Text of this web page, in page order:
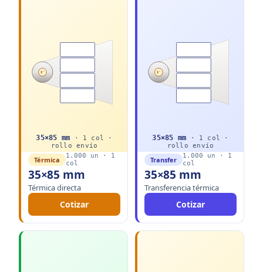
1"
35×85 mm · 1 col ·
rolloenvío
Térmica 1.000 un · 1
col
35×85 mm
Térmica directa
Cotizar
1"
35×85 mm · 1 col ·
rolloenvío
Transfer 1.000 un · 1
col
35×85 mm
Transferencia térmica
Cotizar